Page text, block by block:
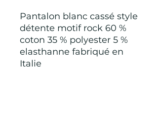
Pantalon blanc cassé style
détente motif rock 60 %
coton 35 % polyester 5 %
elasthanne fabriqué en
Italie